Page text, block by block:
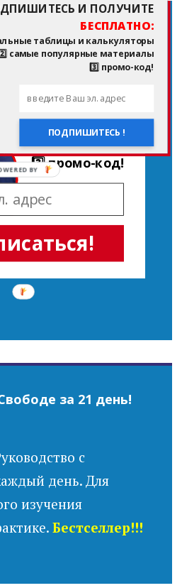
1️⃣ уникальные
таблицы и
калькуляторы
популярные
материалы
3️⃣ промо-код!
за 21 день!
с
день. Для
изучения
Бестселлер!!!
ПОДПИШИТЕСЬ !
И ПОЛУЧИТЕ
БЕСПЛАТНО:
таблицы и калькуляторы
самые популярные материалы
3️⃣ промо-код!
BY